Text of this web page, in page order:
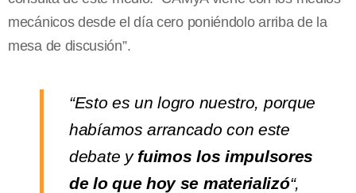
mecánicos desde el día cero poniéndolo arriba de la
mesa de discusión”.
“Esto es un logro nuestro, porque
habíamos arrancado con este
debate y fuimos los impulsores
de lo que hoy se materializó“,